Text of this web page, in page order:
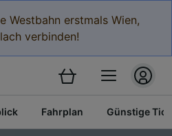
Westbahn erstmals Wien,
verbinden!
Fahrplan Günstige